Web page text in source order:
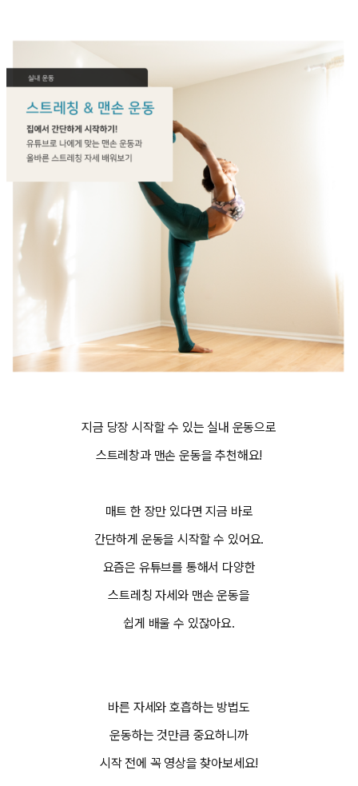
지금 당장 시작할 수 있는 실내 운동으로
스트레창과 맨손 운동을 추천해요!
매트 한 장만 있다면 지금 바로
간단하게 운동을 시작할 수 있어요.
요즘은 유튜브를 통해서 다양한
스트레칭 자세와 맨손 운동을
쉽게 배울 수 있잖아요.
바른 자세와 호흡하는 방법도
운동하는 것만큼 중요하니까
시작 전에 꼭 영상을 찾아보세요!